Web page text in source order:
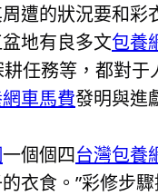
遭的狀況要和
地有良多文包養
任務等，都對
車馬費發明與進
一個個四台灣包養
衣食。”彩修步